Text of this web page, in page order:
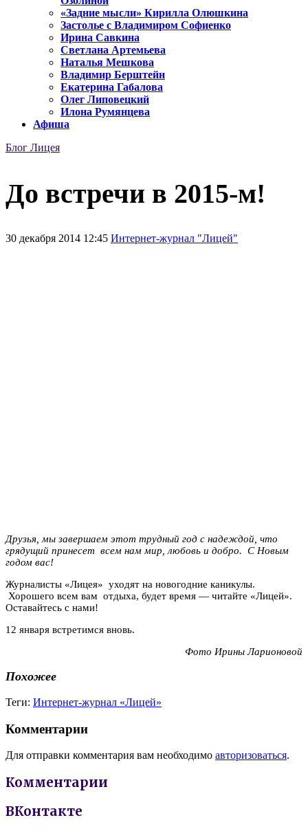
«Задние мысли» Кирилла Олюшкина
Застолье с Владимиром Софиенко
Ирина Савкина
Светлана Артемьева
Наталья Мешкова
Владимир Берштейн
Екатерина Габалова
Олег Липовецкий
Илона Румянцева
Афиша
Блог Лицея
До встречи в 2015-м!
30 декабря 2014 12:45 Интернет-журнал "Лицей"
Друзья, мы завершаем этот трудный год с надеждой, что
грядущий принесет всем нам мир, любовь и добро. С Новым
годом вас!
Журналисты «Лицея» уходят на новогодние каникулы.
Хорошего всем вам отдыха, будет время — читайте «Лицей».
Оставайтесь с нами!
12 января встретимся вновь.
Фото Ирины Ларионовой
Похожее
Теги: Интернет-журнал «Лицей»
Комментарии
Для отправки комментария вам необходимо авторизоваться.
Комментарии
ВКонтакте